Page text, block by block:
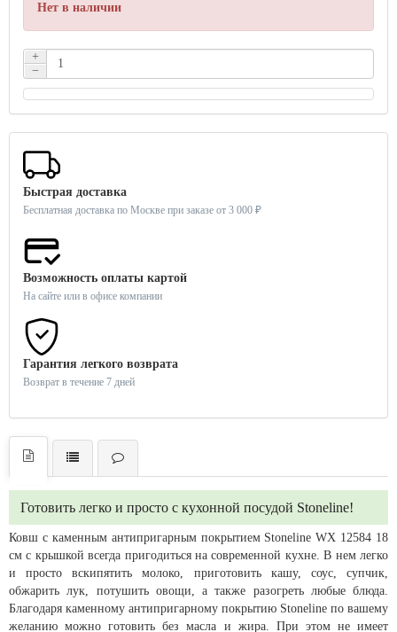
Нет в наличии
+
−
Быстрая доставка
Бесплатная доставка по Москве при заказе от 3 000 ₽
Возможность оплаты картой
На сайте или в офисе компании
Гарантия легкого возврата
Возврат в течение 7 дней
Готовить легко и просто с кухонной посудой Stoneline!
Ковш с каменным антипригарным покрытием Stoneline WX 12584 18
см с крышкой всегда пригодиться на современной кухне. В нем легко
и просто вскипятить молоко, приготовить кашу, соус, супчик,
обжарить лук, потушить овощи, а также разогреть любые блюда.
Благодаря каменному антипригарному покрытию Stoneline по вашему
желанию можно готовить без масла и жира. При этом не имеет